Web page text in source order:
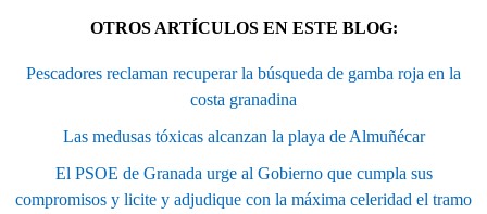
OTROS ARTÍCULOS EN ESTE BLOG:
Pescadores reclaman recuperar la búsqueda de gamba roja en la
costa granadina
Las medusas tóxicas alcanzan la playa de Almuñécar
El PSOE de Granada urge al Gobierno que cumpla sus
compromisos y licite y adjudique con la máxima celeridad el tramo